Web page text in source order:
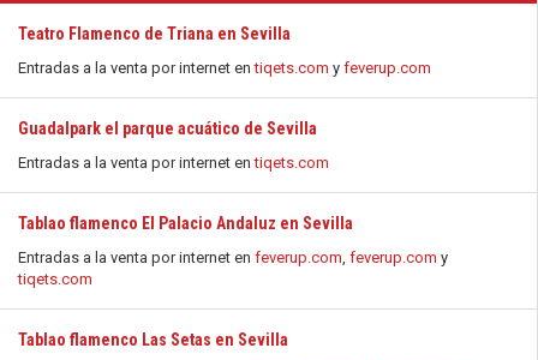
Teatro Flamenco de Triana en Sevilla
Entradas a la venta por internet entiqets.com y feverup.com
Guadalpark el parque acuático de Sevilla
Entradas a la venta por internet entiqets.com
Tablao flamenco El Palacio Andaluz en Sevilla
Entradas a la venta por internet en feverup.com, feverup.com y
tiqets.com
Tablao flamenco Las Setas en Sevilla